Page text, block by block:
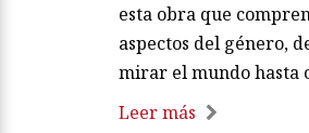
esta obra que
aspectos del género,
mirar el mundo hasta
Leer más